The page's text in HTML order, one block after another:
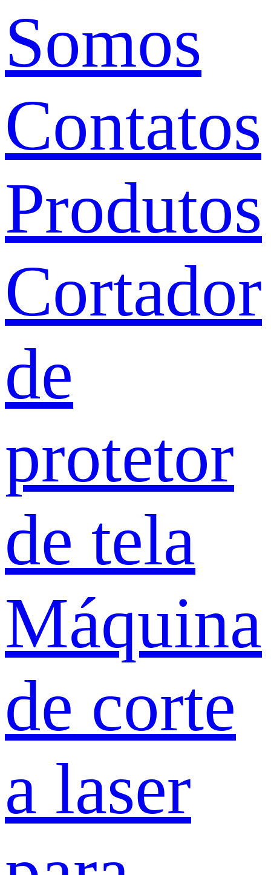
Somos
Contatos
Produtos
Cortador
de
protetor
de tela
Máquina
de corte
a laser